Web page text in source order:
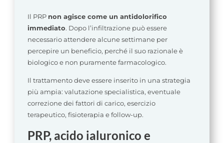
Il PRP non agisce come un antidolorifico
immediato. Dopo l’infiltrazione può essere
necessario attendere alcune settimane per
percepire un beneficio, perché il suo razionale è
biologico e non puramente farmacologico.
Il trattamento deve essere inserito in una strategia
più ampia: valutazione specialistica, eventuale
correzione dei fattori di carico, esercizio
terapeutico, fisioterapia e follow-up.
PRP, acido ialuronico e